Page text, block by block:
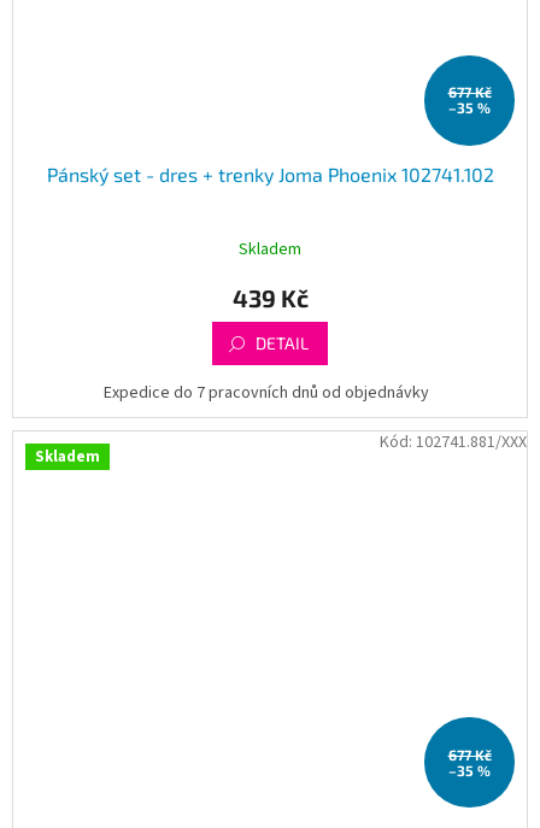
677 Kč
–35 %
Pánský set - dres + trenky Joma Phoenix 102741.102
Skladem
439 Kč
DETAIL
Expedice do 7 pracovních dnů od objednávky
Skladem
677 Kč
–35 %
Kód: 102741.881/XXX